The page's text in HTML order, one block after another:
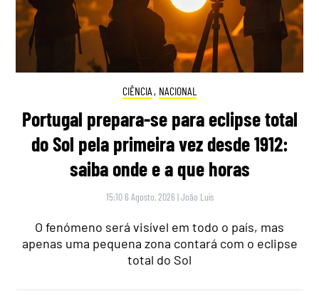
CIÊNCIA , NACIONAL
Portugal prepara-se para eclipse total
do Sol pela primeira vez desde 1912:
saiba onde e a que horas
15:10 6 Agosto, 2026 |João Luís
O fenómeno será visível em todo o país, mas
apenas uma pequena zona contará com o eclipse
total do Sol